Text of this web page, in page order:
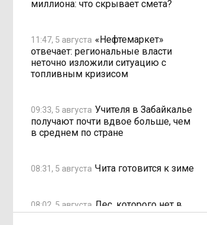
миллиона: что скрывает смета?
11:47, 5 августа «Нефтемаркет»
отвечает: региональные власти
неточно изложили ситуацию с
топливным кризисом
09:33, 5 августа Учителя в Забайкалье
получают почти вдвое больше, чем
в среднем по стране
08:31, 5 августа Чита готовится к зиме
08:02, 5 августа Лес, которого нет в
отчётах